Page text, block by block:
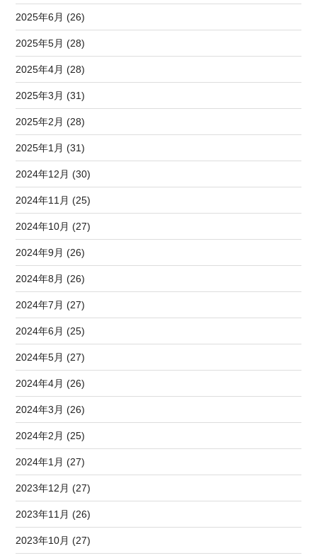
2025年6月 (26)
2025年5月 (28)
2025年4月 (28)
2025年3月 (31)
2025年2月 (28)
2025年1月 (31)
2024年12月 (30)
2024年11月 (25)
2024年10月 (27)
2024年9月 (26)
2024年8月 (26)
2024年7月 (27)
2024年6月 (25)
2024年5月 (27)
2024年4月 (26)
2024年3月 (26)
2024年2月 (25)
2024年1月 (27)
2023年12月 (27)
2023年11月 (26)
2023年10月 (27)